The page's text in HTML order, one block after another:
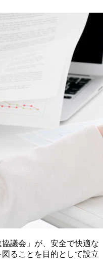
議会」が、安全で快適な
ることを目的として設立